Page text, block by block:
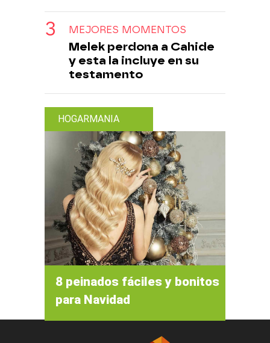
MEJORES MOMENTOS
Melek perdona a Cahide
y esta la incluye en su
testamento
HOGARMANIA
8 peinados fáciles y bonitos
para Navidad